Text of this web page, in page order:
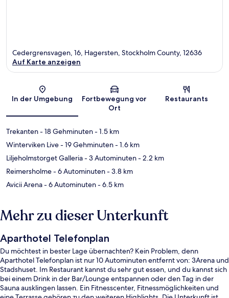
Karte
Cedergrensvagen, 16, Hagersten, Stockholm County, 12636
Auf Karte anzeigen
In der Umgebung
Fortbewegung vor
Ort
Restaurants
Trekanten- 18 Gehminuten- 1.5 km
Winterviken Live- 19 Gehminuten- 1.6 km
Liljeholmstorget Galleria- 3 Autominuten- 2.2 km
Reimersholme- 6 Autominuten- 3.8 km
Avicii Arena- 6 Autominuten- 6.5 km
Mehr zu dieser Unterkunft
Aparthotel Telefonplan
Du möchtest in bester Lage übernachten? Kein Problem, denn
Aparthotel Telefonplan ist nur 10 Autominuten entfernt von: 3Arena und
Stadshuset. Im Restaurant kannst du sehr gut essen, und du kannst sich
bei einem Drink in der Bar/Lounge entspannen oder den Tag in der
Sauna ausklingen lassen. Ein Fitnesscenter, Fitnessmöglichkeiten und